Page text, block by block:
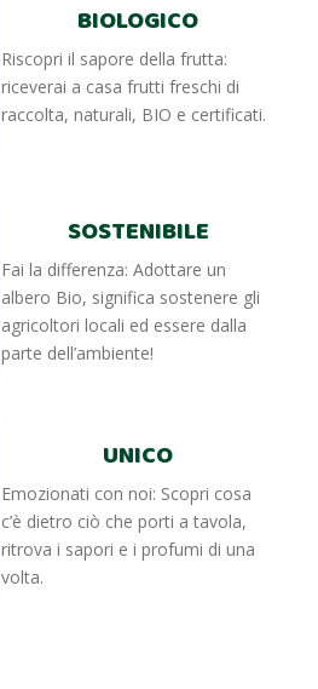
BIOLOGICO
Riscopri il sapore della frutta:
riceverai a casa frutti freschi di
raccolta, naturali, BIO e certificati.
SOSTENIBILE
Fai la differenza: Adottare un
albero Bio, significa sostenere gli
agricoltori locali ed essere dalla
parte dell’ambiente!
UNICO
Emozionati con noi: Scopri cosa
c’è dietro ciò che porti a tavola,
ritrova i sapori e i profumi di una
volta.